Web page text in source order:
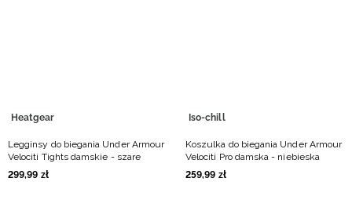
Heatgear
Legginsy do biegania Under Armour
Velociti Tights damskie - szare
299,99 zł
Iso-chill
Koszulka do biegania Under Armour
Velociti Pro damska - niebieska
259,99 zł